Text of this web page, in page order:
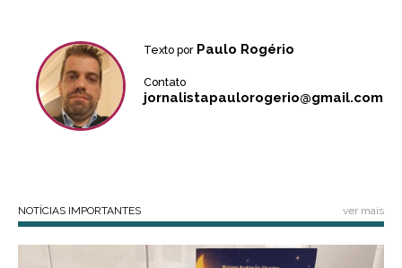
Texto por Paulo Rogério
Contato
jornalistapaulorogerio@gmail.com
NOTÍCIAS IMPORTANTES ver mais